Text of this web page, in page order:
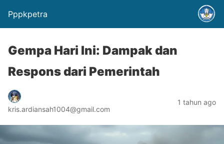
Pppkpetra
Gempa Hari Ini: Dampak dan
Respons dari Pemerintah
kris.ardiansah1004@gmail.com
1 tahun ago